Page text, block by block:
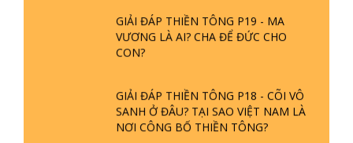
GIẢI ĐÁP THIỀN TÔNG P19 - MA
VƯƠNG LÀ AI? CHA ĐỂ ĐỨC CHO
CON?
GIẢI ĐÁP THIỀN TÔNG P18 - CÕI VÔ
SANH Ở ĐÂU? TẠI SAO VIỆT NAM LÀ
NƠI CÔNG BỐ THIỀN TÔNG?